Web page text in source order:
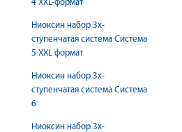
4 XXL-формат
Ниоксин набор 3х-
ступенчатая система Система
5 XXL формат
Ниоксин набор 3х-
ступенчатая система Система
6
Ниоксин набор 3х-